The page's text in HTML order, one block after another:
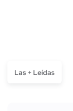
Las + Leídas